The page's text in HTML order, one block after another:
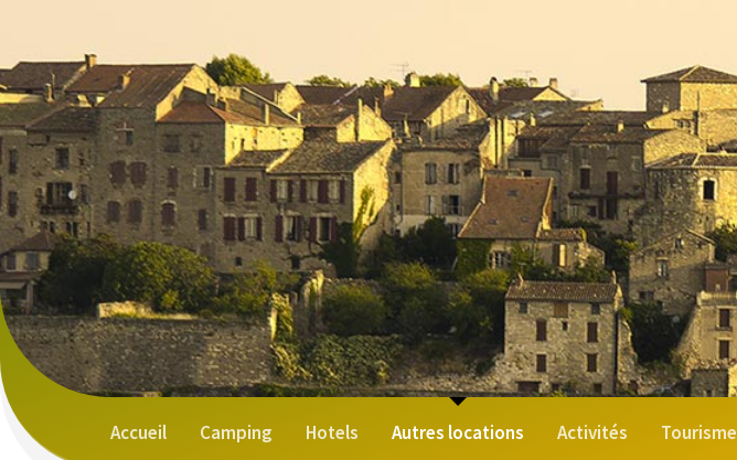
Accueil Camping Hotels Autres locations Activités Tourisme